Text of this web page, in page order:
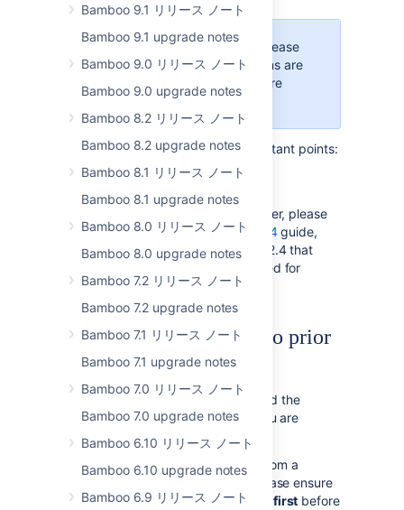
Bamboo 9.1 リリース ノート
Bamboo 9.1 upgrade notes
Bamboo 9.0 リリース ノート
Bamboo 9.0 upgrade notes
Bamboo 8.2 リリース ノート
Bamboo 8.2 upgrade notes
Bamboo 8.1 リリース ノート
Bamboo 8.1 upgrade notes
Bamboo 8.0 リリース ノート
Bamboo 8.0 upgrade notes
Bamboo 7.2 リリース ノート
Bamboo 7.2 upgrade notes
Bamboo 7.1 リリース ノート
Bamboo 7.1 upgrade notes
Bamboo 7.0 リリース ノート
Bamboo 7.0 upgrade notes
Bamboo 6.10 リリース ノート
Bamboo 6.10 upgrade notes
Bamboo 6.9 リリース ノート
If you are using plugins, please
make sure that your plugins are
compiled against 2.4 before
upgrading.
Please also note the following important points:
If you are a Bamboo plugin developer, please
refer to our Changes for Bamboo 2.4guide,
which outlines changes in Bamboo 2.4 that
may affect Bamboo plugins compiled for
Bamboo version 2.3.x or earlier.
Upgrading from Bamboo prior
to 2.3
In addition to the above, please read the
upgrade guide for every version you are
skipping during the upgrade.
In particular, if you are upgrading from a
version of Bamboo prior to 2.0
, please ensure
that youupgrade toBamboo 2.0.6 first before